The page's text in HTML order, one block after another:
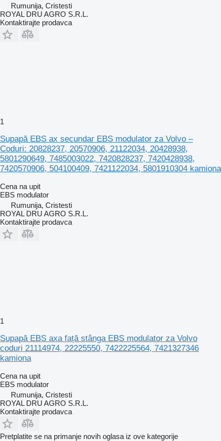
Rumunija, Cristesti
ROYAL DRU AGRO S.R.L.
Kontaktirajte prodavca
1
Supapă EBS ax secundar EBS modulator za Volvo –
Coduri: 20828237, 20570906, 21122034, 20428938,
5801290649, 7485003022, 7420828237, 7420428938,
7420570906, 504100409, 7421122034, 5801910304 kamiona
Cena na upit
EBS modulator
Rumunija, Cristesti
ROYAL DRU AGRO S.R.L.
Kontaktirajte prodavca
1
Supapă EBS axa față stânga EBS modulator za Volvo
coduri 21114974, 22225550, 7422225564, 7421327346
kamiona
Cena na upit
EBS modulator
Rumunija, Cristesti
ROYAL DRU AGRO S.R.L.
Kontaktirajte prodavca
Pretplatite se na primanje novih oglasa iz ove kategorije